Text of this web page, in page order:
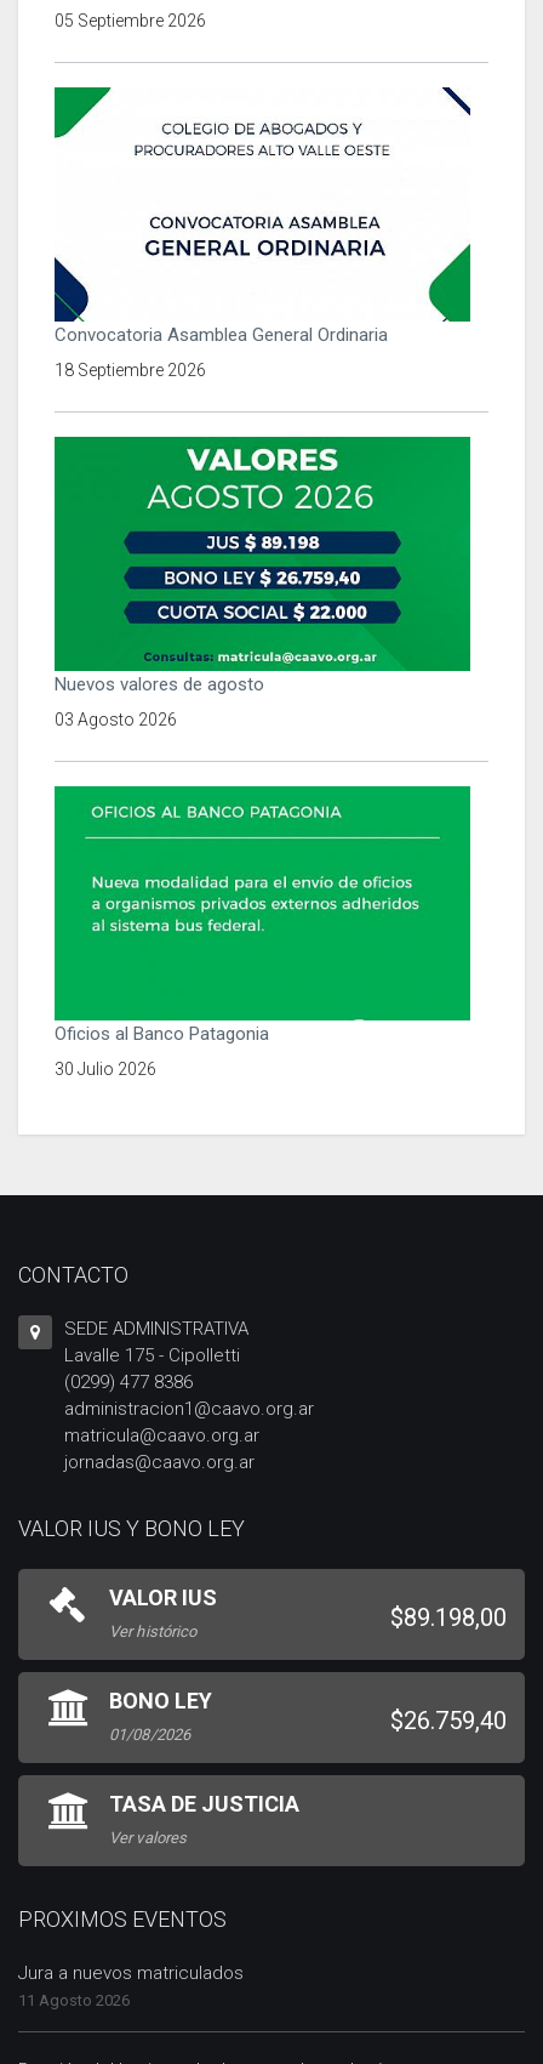
05 Septiembre 2026
Convocatoria Asamblea General Ordinaria
18 Septiembre 2026
Nuevos valores de agosto
03 Agosto 2026
Oficios al Banco Patagonia
30 Julio 2026
CONTACTO
SEDE ADMINISTRATIVA
Lavalle 175 - Cipolletti
(0299) 477 8386
administracion1@caavo.org.ar
matricula@caavo.org.ar
jornadas@caavo.org.ar
VALOR IUS Y BONO LEY
VALOR IUS
Ver histórico $89.198,00
BONO LEY
01/08/2026 $26.759,40
TASA DE JUSTICIA
Ver valores
PROXIMOS EVENTOS
Jura a nuevos matriculados
11 Agosto 2026